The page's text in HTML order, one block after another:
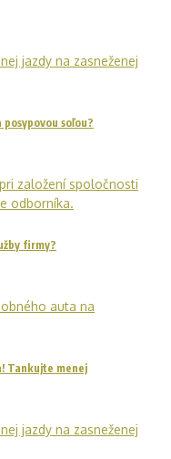
soľou?
firmy?
Tankujte menej